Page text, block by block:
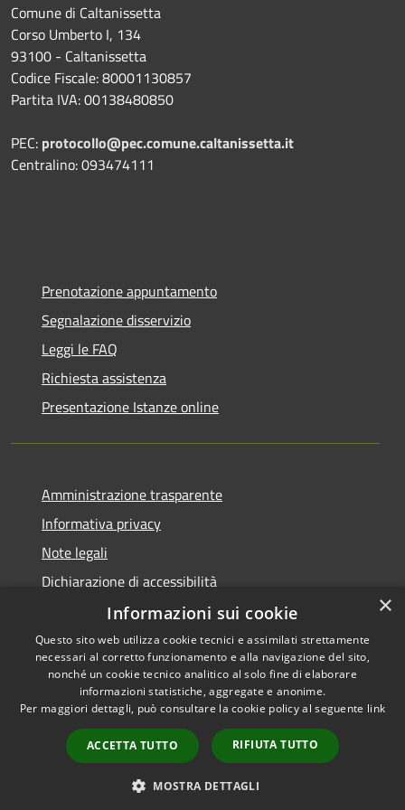
Comune di Caltanissetta
Corso Umberto I, 134
93100 - Caltanissetta
Codice Fiscale: 80001130857
Partita IVA: 00138480850
PEC: protocollo@pec.comune.caltanissetta.it
Centralino: 093474111
Prenotazione appuntamento
Segnalazione disservizio
Leggi le FAQ
Richiesta assistenza
Presentazione Istanze online
Amministrazione trasparente
Informativa privacy
Note legali
Dichiarazione di accessibilità
Accessibilità
Privacy
Mappa del sito
Area riservata dipendenti
Copyright © 2026 • Comune di
Caltanissetta • Powered by
Municipium•Accesso
redazione
×
Informazioni sui cookie
Questo sito web utilizza cookie tecnici e assimilati strettamente
necessari al corretto funzionamento e alla navigazione del sito,
nonché un cookie tecnico analitico al solo fine di elaborare
informazioni statistiche, aggregate e anonime.
Per maggiori dettagli, può consultare la cookie policy al seguente link
ACCETTA TUTTO RIFIUTA TUTTO
MOSTRA DETTAGLI